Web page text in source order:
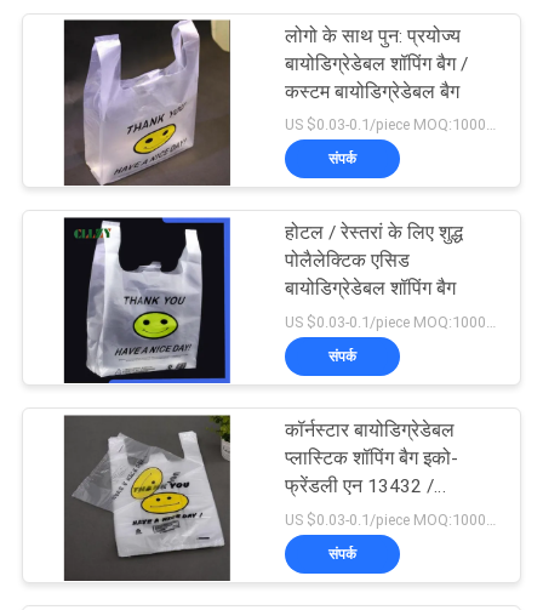
उद्धरण
साइटमैप
PRIVACY
POLICY
लोगो के साथ पुन: प्रयोज्य
बायोडिग्रेडेबल शॉपिंग बैग /
कस्टम बायोडिग्रेडेबल बैग
US $0.03-0.1/piece MOQ:10000pcs
संपर्क
होटल / रेस्तरां के लिए शुद्ध
पोलैलेक्टिक एसिड
बायोडिग्रेडेबल शॉपिंग बैग
US $0.03-0.1/piece MOQ:10000pcs
संपर्क
कॉर्नस्टार बायोडिग्रेडेबल
प्लास्टिक शॉपिंग बैग इको-
फ्रेंडली एन 13432 /
एमएसडीएस स्वीकृति
संपर्क